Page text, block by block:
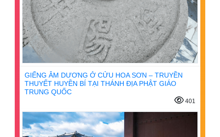
GIẾNG ÂM DƯƠNG Ở CỬU HOA SƠN – TRUYỀN
THUYẾT HUYỀN BÍ TẠI THÁNH ĐỊA PHẬT GIÁO
TRUNG QUỐC
401